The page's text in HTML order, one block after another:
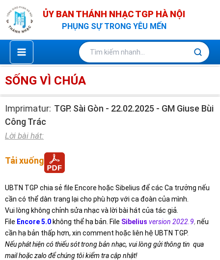
Nhảy
tới
nội
dung
ỦY BAN THÁNH NHẠC TGP HÀ NỘI
PHỤNG SỰ TRONG YÊU MẾN
SỐNG VÌ CHÚA
Imprimatur: TGP. Sài Gòn - 22.02.2025 - GM Giuse Bùi
Công Trác
Lời bài hát:
Tải xuống
UBTN TGP chia sẻ file Encore hoặc Sibelius để các Ca trưởng nếu
cần có thể dàn trang lại cho phù hợp với ca đoàn của mình.
Vui lòng không chỉnh sửa nhạc và lời bài hát của tác giả.
File Encore 5.0 không thể hạ bản. File Sibelius version 2022.9, nếu
cần hạ bản thấp hơn, xin comment hoặc liên hệ UBTN TGP.
Nếu phát hiện có thiếu sót trong bản nhạc, vui lòng gửi thông tin qua
mail hoặc zalo để chúng tôi kiểm tra cập nhật!